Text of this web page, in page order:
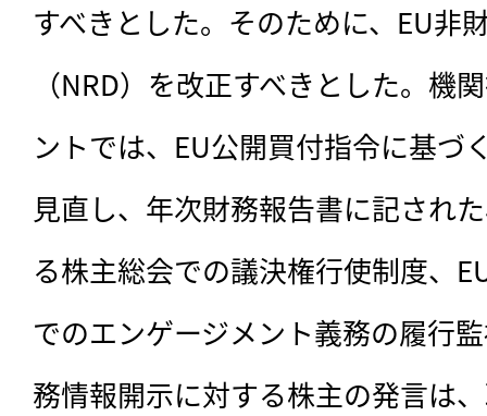
すべきとした。そのために、EU非
（NRD）を改正すべきとした。機
ントでは、EU公開買付指令に基づ
見直し、年次財務報告書に記され
る株主総会での議決権行使制度、
でのエンゲージメント義務の履行
務情報開示に対する株主の発言は